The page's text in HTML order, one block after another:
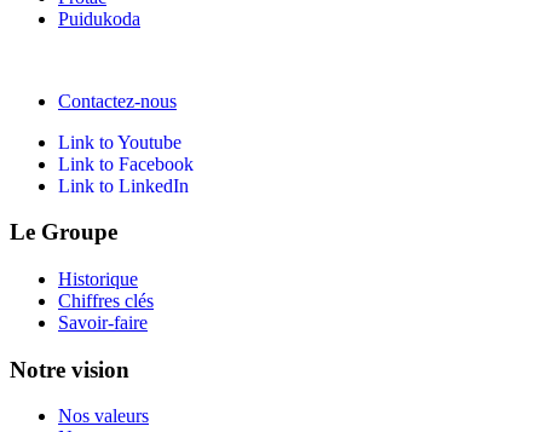
Puidukoda
Contactez-nous
Link to Youtube
Link to Facebook
Link to LinkedIn
Le Groupe
Historique
Chiffres clés
Savoir-faire
Notre vision
Nos valeurs